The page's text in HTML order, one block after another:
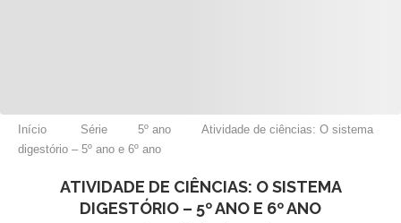
Início Série 5º ano
Atividade de ciências: O sistema
digestório – 5º ano e 6º ano
ATIVIDADE DE CIÊNCIAS: O SISTEMA
DIGESTÓRIO – 5º ANO E 6º ANO